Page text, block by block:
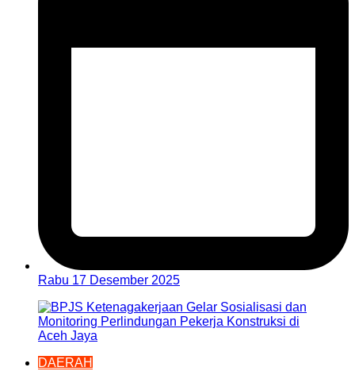
Rabu 17 Desember 2025
DAERAH